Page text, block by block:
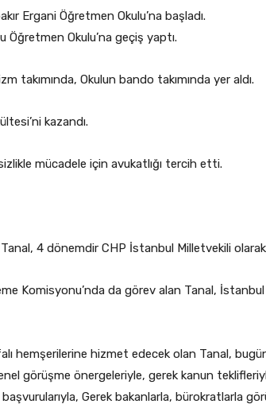
Ergani Öğretmen Okulu’na başladı.
Öğretmen Okulu’na geçiş yaptı.
takımında, Okulun bando takımında yer aldı.
kazandı.
mücadele için avukatlığı tercih etti.
Tanal, 4 dönemdir CHP İstanbul Milletvekili
Komisyonu’nda da görev alan Tanal, İstanbul
hemşerilerine hizmet edecek olan Tanal,
görüşme önergeleriyle, gerek kanun
Gerek bakanlarla, bürokratlarla